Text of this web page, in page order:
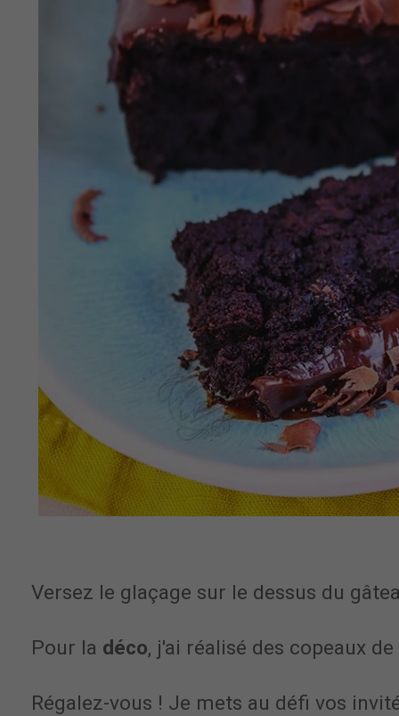
Versez le glaçage sur le dessus du
Pour la déco, j'ai réalisé des copeaux
Régalez-vous ! Je mets au défi vos